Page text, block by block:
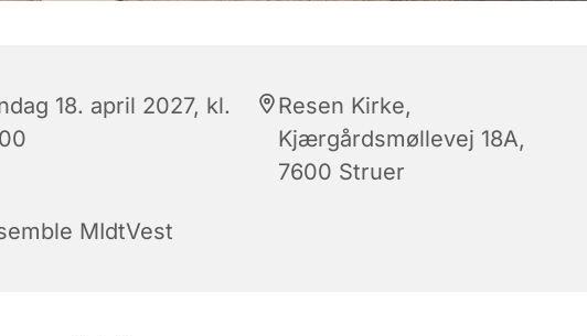
18. april 2027, kl.
Resen Kirke,
Kjærgårdsmøllevej 18A,
7600 Struer
MIdtVest